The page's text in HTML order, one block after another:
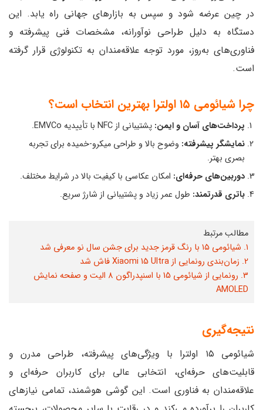
در چین عرضه شود و سپس به بازارهای جهانی راه یابد. این
دستگاه به دلیل طراحی نوآورانه، مشخصات فنی پیشرفته و
فناوری‌های به‌روز، مورد توجه علاقه‌مندان به تکنولوژی قرار گرفته
است.
چرا شیائومی ۱۵ اولترا بهترین انتخاب است؟
پرداخت‌های آسان و ایمن: پشتیبانی از NFC با تأییدیه EMVCo.
نمایشگر پیشرفته: وضوح بالا و طراحی میکرو-خمیده برای تجربه
بصری بهتر.
دوربین‌های حرفه‌ای: امکان عکاسی با کیفیت بالا در شرایط مختلف.
باتری قدرتمند: طول عمر زیاد و پشتیبانی از شارژ سریع.
مطالب مرتبط
۱. شیائومی ۱۵ با رنگ قرمز جدید برای جشن سال نو معرفی شد
2. زمان‌بندی رونمایی از Xiaomi 15 Ultra فاش شد
3. رونمایی از شیائومی 15 با اسنپدراگون 8 الیت و صفحه نمایش
AMOLED
نتیجه‌گیری
شیائومی ۱۵ اولترا با ویژگی‌های پیشرفته، طراحی مدرن و
قابلیت‌های حرفه‌ای، انتخابی عالی برای کاربران حرفه‌ای و
علاقه‌مندان به فناوری است. این گوشی هوشمند، تمامی نیازهای